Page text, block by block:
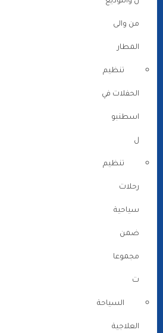
من والى
المطار
تنظيم
الحفلات في
اسطنبو
ل
تنظيم
رحلات
سياحية
ضمن
مجموعا
ت
السياحة
العلاجية